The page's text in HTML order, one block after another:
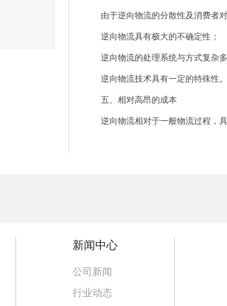
由于逆向物流的分散性及消费者
逆向物流具有极大的不确定性；
逆向物流的处理系统与方式复杂多
逆向物流技术具有一定的特殊性。
五、相对高昂的成本
逆向物流相对于一般物流过程，具
新闻中心
公司新闻
行业动态